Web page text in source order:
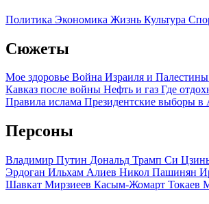
Политика Экономика Жизнь Культура
Сюжеты
Мое здоровье Война Израиля и
Кавказ после войны Нефть и газ Где
Правила ислама Президентские выборы в
Персоны
Владимир Путин Дональд Трамп Си
Эрдоган Ильхам Алиев Никол Пашинян
Шавкат Мирзиеев Касым-Жомарт Токаев